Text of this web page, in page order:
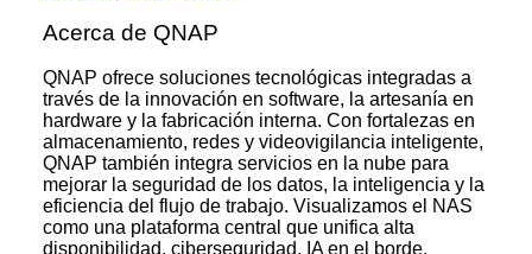
Acerca de QNAP
QNAP ofrece soluciones tecnológicas integradas a
través de la innovación en software, la artesanía en
hardware y la fabricación interna. Con fortalezas en
almacenamiento, redes y videovigilancia inteligente,
QNAP también integra servicios en la nube para
mejorar la seguridad de los datos, la inteligencia y la
eficiencia del flujo de trabajo. Visualizamos el NAS
como una plataforma central que unifica alta
disponibilidad, ciberseguridad, IA en el borde,